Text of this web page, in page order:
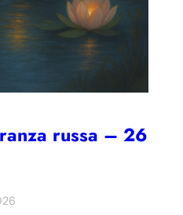
russa – 26